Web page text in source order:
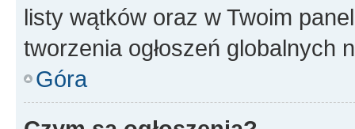
listy wątków oraz w Twoim
tworzenia ogłoszeń globalnych
Góra